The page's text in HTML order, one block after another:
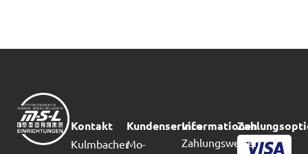
Kontakt
Kulmbacher
Kundenservice
Mo-
Informationen
Zahlungsweisen